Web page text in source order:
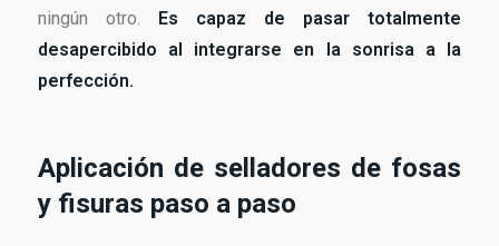
ningún otro. Es capaz de pasar totalmente
desapercibido al integrarse en la sonrisa a la
perfección.
Aplicación de selladores de fosas
y fisuras paso a paso